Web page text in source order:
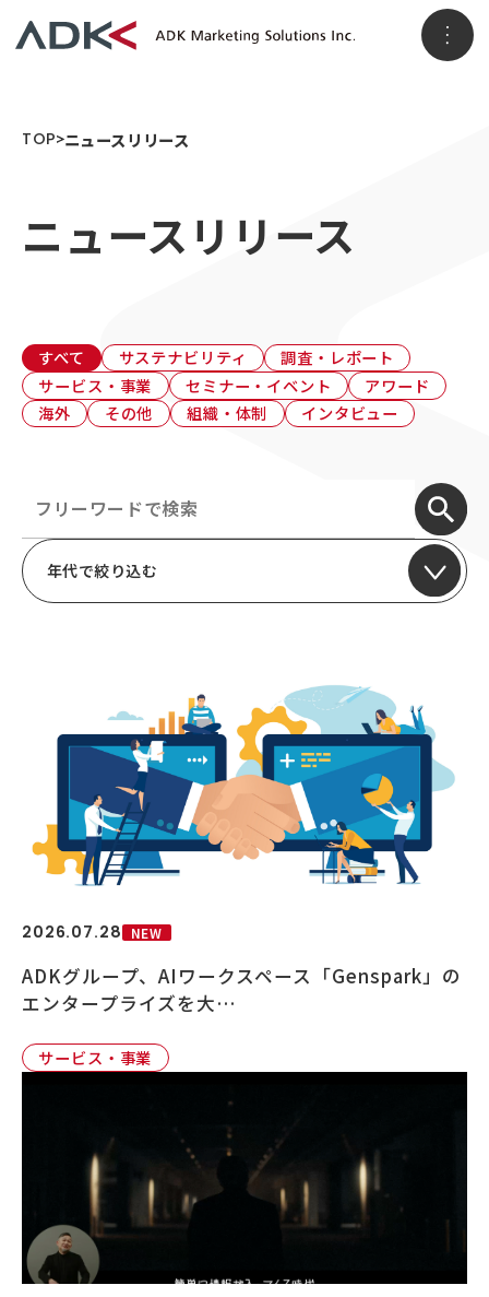
ホーム
企業情報
ADKグループ
事業情報
事業VISION
事業ブランド
3つのソリューション領域
ADKの独自性
企画力・クリエイティビティ
ニュースリリース
採用情報
TOP ニュースリリース
ニュースリリース
すべて サステナビリティ
調査・レポート
サービス・事業
セミナー・イベント
アワード
海外
その他 組織・体制 インタビュー
年代で絞り込む
2026.07.28 NEW
ADKグループ、AIワークスペース「Genspark」の
エンタープライズを大…
サービス・事業